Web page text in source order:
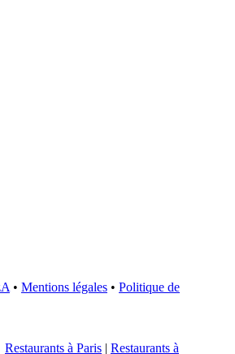
• Mentions légales • Politique de
Restaurants à Paris | Restaurants à